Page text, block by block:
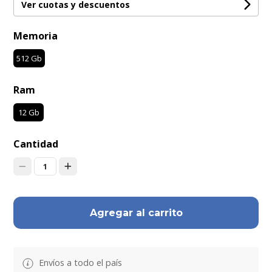
Ver cuotas y descuentos
Memoria
512 Gb
Ram
12 Gb
Cantidad
1
Agregar al carrito
Envíos a todo el país